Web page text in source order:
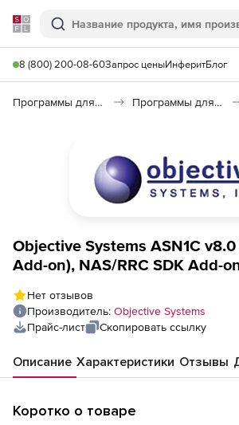
Softline
Поиск
8 (800) 200-08-60Запрос ценыИнферитБлог
Программы для программирования Программы для разработки ПО
Objective Systems ASN1C
Add-on), NAS/RRC SDK Add-
Нет отзывов
Производитель: Objective Systems
Прайс-лист
Скопировать ссылку
Описание Характеристики Отзывы
Коротко о товаре